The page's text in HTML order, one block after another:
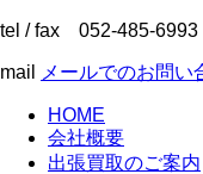
tel / fax 052-485-6993
mail メールでのお問い
HOME
会社概要
出張買取のご案内